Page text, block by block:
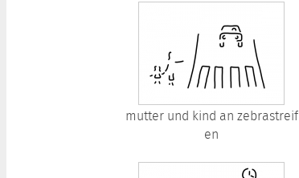
mutter und kind an zebrastreif
en